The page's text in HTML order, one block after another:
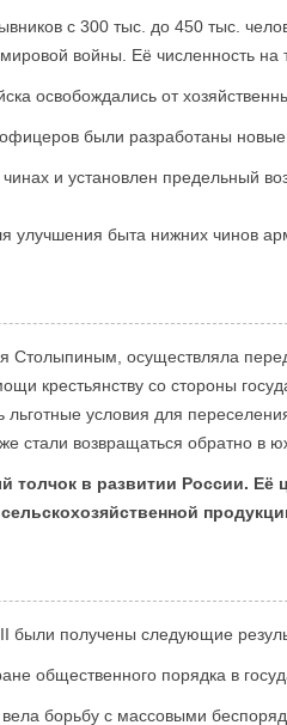
с 300 тыс. до 450 тыс.
войны. Её численность на
освобождались от
были разработаны
и установлен предельный
улучшения быта нижних чинов
осуществляла
крестьянству со стороны
условия для
стали возвращаться обратно в
толчок в развитии России.
были получены следующие
общественного порядка в
борьбу с массовыми